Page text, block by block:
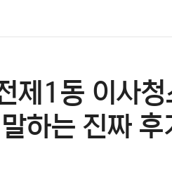
제1동 이사
하는 진짜 후